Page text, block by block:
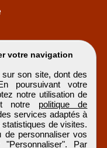
votre navigation
son site, dont des
poursuivant votre
notre utilisation de
notre politique de
services adaptés à
de visites.
de personnaliser vos
Par